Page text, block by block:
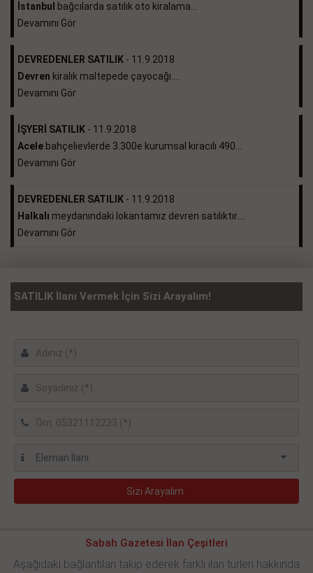
İstanbul
bağcılarda satılık oto kiralama...
Devamını Gör
DEVREDENLER SATILIK - 11.9.2018
Devren kiralık maltepede çayocağı....
Devamını Gör
İŞYERİ SATILIK - 11.9.2018
Acele bahçelievlerde 3.300e kurumsal kiracılı 490...
Devamını Gör
DEVREDENLER SATILIK - 11.9.2018
Halkalı meydanındaki lokantamız devren satılıktır....
Devamını Gör
SATILIK İlanı Vermek İçin Sizi Arayalım!
Sabah Gazetesi İlan Çeşitleri
Aşağıdaki bağlantıları takip ederek farklı ilan türleri hakkında